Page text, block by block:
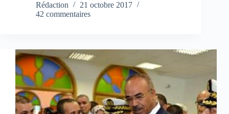
Rédaction
21 octobre 2017
42 commentaires